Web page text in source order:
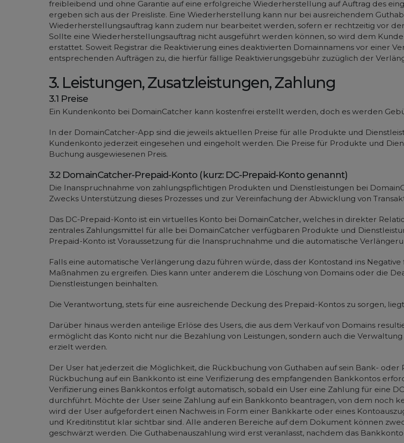
freibleibend und ohne Garantie auf eine erfolgreiche Wiederherstellung auf Auftrag des
ergeben sich aus der Preisliste. Eine Wiederherstellung kann nur bei ausreichendem
Wiederherstellungsauftrag kann zudem nur bearbeitet werden, sofern er rechtzeitig vor
Sollte eine Wiederherstellungsauftrag nicht ausgeführt werden können, so wird dem
erstattet. Soweit Registrar die Reaktivierung eines deaktivierten Domainnamens vor einer
entsprechenden Aufträgen zu, die hierfür fällige Reaktivierungsgebühr zuzüglich der
3. Leistungen, Zusatzleistungen, Zahlung
3.1 Preise
Ein Kundenkonto bei DomainCatcher kann kostenfrei erstellt werden, doch es werden
In der DomainCatcher-App sind die jeweils aktuellen Preise für alle Produkte und
Kundenkonto jederzeit eingesehen und eingeholt werden. Die Preise für Produkte und
Buchung ausgewiesenen Preis.
3.2 DomainCatcher-Prepaid-Konto (kurz: DC-Prepaid-Konto genannt)
Die Inanspruchnahme von zahlungspflichtigen Produkten und Dienstleistungen bei
Zwecks Unterstützung dieses Prozesses und zur Vereinfachung der Abwicklung von
Das DC-Prepaid-Konto ist ein virtuelles Konto bei DomainCatcher, welches in direkter
zentrales Zahlungsmittel für alle bei DomainCatcher verfügbaren Produkte und
Prepaid-Konto ist Voraussetzung für die Inanspruchnahme und die automatische
Falls eine automatische Verlängerung dazu führen würde, dass der Kontostand ins
Maßnahmen zu ergreifen. Dies kann unter anderem die Löschung von Domains oder die
Dienstleistungen beinhalten.
Die Verantwortung, stets für eine ausreichende Deckung des Prepaid-Kontos zu sorgen,
Darüber hinaus werden anteilige Erlöse des Users, die aus dem Verkauf von Domains
ermöglicht das Konto nicht nur die Bezahlung von Leistungen, sondern auch die
erzielt werden.
Der User hat jederzeit die Möglichkeit, die Rückbuchung von Guthaben auf sein Bank- oder
Rückbuchung auf ein Bankkonto ist eine Verifizierung des empfangenden Bankkontos
Verifizierung eines Bankkontos erfolgt automatisch, sobald ein User eine Zahlung für eine
durchführt. Möchte der User seine Zahlung auf ein Bankkonto beantragen, von dem noch
wird der User aufgefordert einen Nachweis in Form einer Bankkarte oder eines
und Kreditinstitut klar sichtbar sind. Alle anderen Bereiche auf dem Dokument können
geschwärzt werden. Die Guthabenauszahlung wird erst veranlasst, nachdem das